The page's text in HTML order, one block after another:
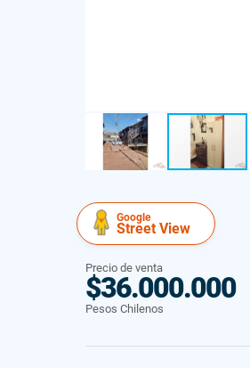
Google
Street View
Precio de venta
$36.000.000
Pesos Chilenos